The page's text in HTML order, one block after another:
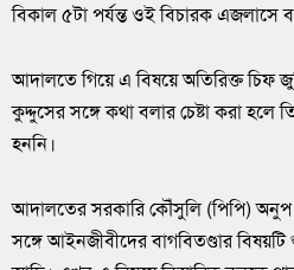
বিকাল ৫টা পর্যন্ত ওই বিচারক এজলাসে
আদালতে গিয়ে এ বিষয়ে অতিরিক্ত চিফ
কুদ্দুসের সঙ্গে কথা বলার চেষ্টা করা হলে
হননি।
আদালতের সরকারি কৌঁসুলি (পিপি) অনুপ
সঙ্গে আইনজীবীদের বাগবিতণ্ডার